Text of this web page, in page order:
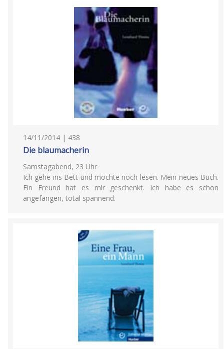
14/11/2014 | 438
Die blaumacherin
Samstagabend, 23 Uhr
Ich gehe ins Bett und möchte noch lesen. Mein neues Buch.
Ein Freund hat es mir geschenkt. Ich habe es schon
angefangen, total spannend.